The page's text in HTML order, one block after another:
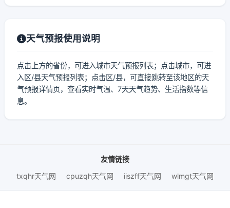
天气预报使用说明
点击上方的省份，可进入城市天气预报列表；点击城市，可进
入区/县天气预报列表；点击区/县，可直接跳转至该地区的天
气预报详情页，查看实时气温、7天天气趋势、生活指数等信
息。
友情链接
txqhr天气网
cpuzqh天气网 iiszff天气网 wlmgt天气网